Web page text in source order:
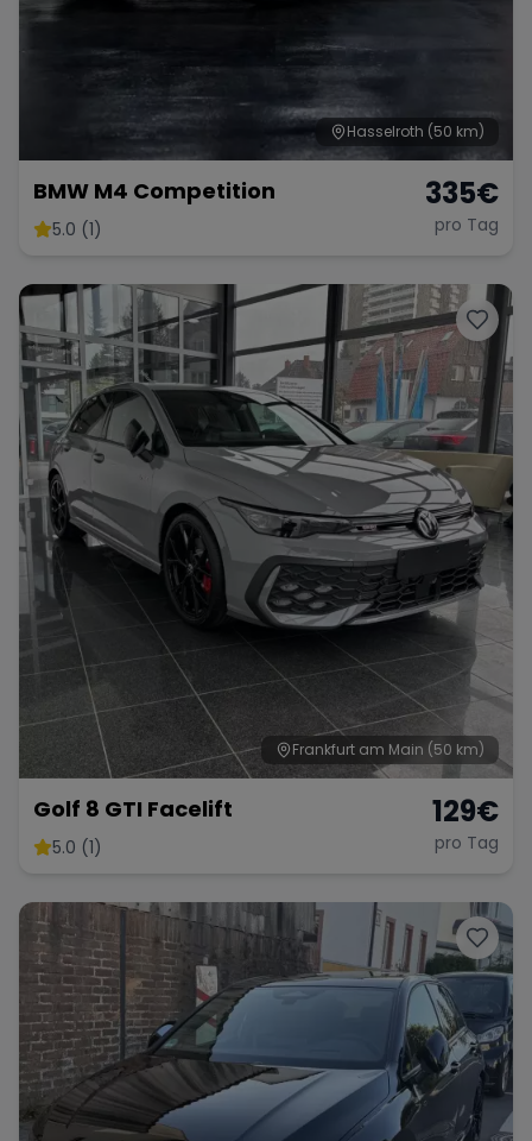
Hasselroth (50 km)
BMW M4 Competition
5.0 (1)
335€
pro Tag
Frankfurt am Main (50 km)
Golf 8 GTI Facelift
5.0 (1)
129€
pro Tag